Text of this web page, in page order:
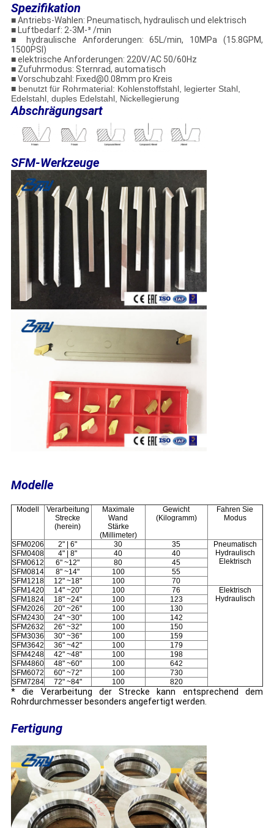
Spezifikation
■Antriebs-Wahlen: Pneumatisch, hydraulisch und elektrisch
■Luftbedarf: 2-3M-³ /min
■
hydraulische Anforderungen: 65L/min, 10MPa (15.8GPM,
1500PSI)
■elektrische Anforderungen: 220V/AC 50/60Hz
■Zufuhrmodus: Sternrad, automatisch
■Vorschubzahl: Fixed@0.08mm pro Kreis
■ benutzt für Rohrmaterial: Kohlenstoffstahl, legierter Stahl,
Edelstahl, duples Edelstahl, Nickellegierung
Abschrägungsart
SFM-Werkzeuge
Modelle
Modell
Verarbeitung
Strecke
(herein)
Maximale
Wand
Stärke
(Millimeter)
Gewicht
(Kilogramm)
Fahren Sie
Modus
SFM0206 2" | 6" 30 35
Pneumatisch
Hydraulisch
Elektrisch
SFM0408 4" | 8" 40
40
SFM0612
6" ~12" 80
45
SFM0814
8" ~14" 100
55
SFM1218
12" ~18" 100
70
SFM1420
14" ~20" 100 76
Elektrisch
Hydraulisch
SFM1824 18" ~24" 100
123
SFM2026
20" ~26" 100
130
SFM2430
24" ~30" 100
142
SFM2632
26" ~32" 100
150
SFM3036
30" ~36" 100
159
SFM3642
36" ~42" 100
179
SFM4248
42" ~48" 100
198
SFM4860
48" ~60" 100
642
SFM6072
60" ~72" 100
730
SFM7284
72" ~84" 100 820
* die Verarbeitung der Strecke kann entsprechend dem
Rohrdurchmesser besonders angefertigt werden.
Fertigung